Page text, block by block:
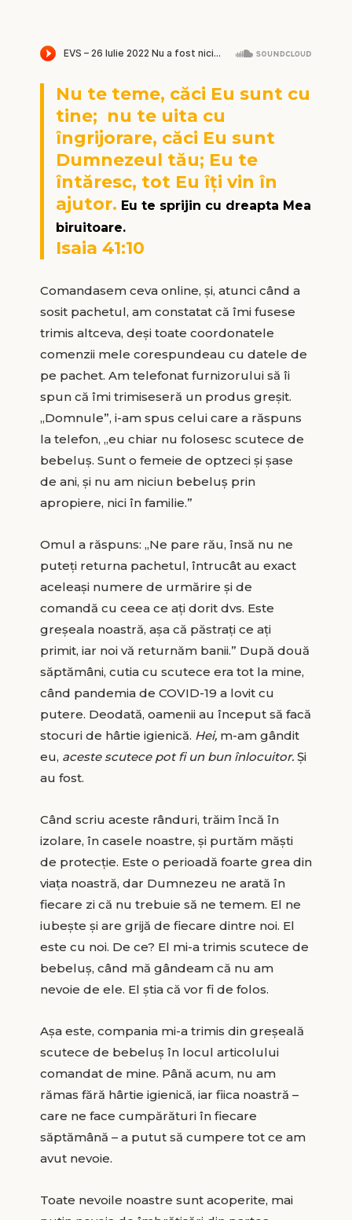
Nu te teme, căci Eu sunt cu
tine; nu te uita cu
îngrijorare, căci Eu sunt
Dumnezeul tău; Eu te
întăresc, tot Eu îţi vin în
ajutor. Eu te sprijin cu dreapta Mea
biruitoare.
Isaia 41:10
Comandasem ceva online, și, atunci când a
sosit pachetul, am constatat că îmi fusese
trimis altceva, deși toate coordonatele
comenzii mele corespundeau cu datele de
pe pachet. Am telefonat furnizorului să îi
spun că îmi trimiseseră un produs greșit.
„Domnule”, i-am spus celui care a răspuns
la telefon, „eu chiar nu folosesc scutece de
bebeluș. Sunt o femeie de optzeci și șase
de ani, și nu am niciun bebeluș prin
apropiere, nici în familie.”
Omul a răspuns: „Ne pare rău, însă nu ne
puteți returna pachetul, întrucât au exact
aceleaşi numere de urmărire şi de
comandă cu ceea ce aţi dorit dvs. Este
greşeala noastră, aşa că păstraţi ce aţi
primit, iar noi vă returnăm banii.” După două
săptămâni, cutia cu scutece era tot la mine,
când pandemia de COVID-19 a lovit cu
putere. Deodată, oamenii au început să facă
stocuri de hârtie igienică. Hei, m-am gândit
eu, aceste scutece pot fi un bun înlocuitor.Și
au fost.
Când scriu aceste rânduri, trăim încă în
izolare, în casele noastre, și purtăm măști
de protecție. Este o perioadă foarte grea din
viața noastră, dar Dumnezeu ne arată în
fiecare zi că nu trebuie să ne temem. El ne
iubește și are grijă de fiecare dintre noi. El
este cu noi. De ce? El mi-a trimis scutece de
bebeluș, când mă gândeam că nu am
nevoie de ele. El știa că vor fi de folos.
Așa este, compania mi-a trimis din greșeală
scutece de bebeluș în locul articolului
comandat de mine. Până acum, nu am
rămas fără hârtie igienică, iar fiica noastră –
care ne face cumpărături în fiecare
săptămână – a putut să cumpere tot ce am
avut nevoie.
Toate nevoile noastre sunt acoperite, mai